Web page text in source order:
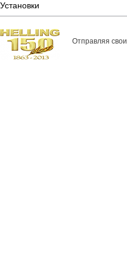
Установки
Отправляя